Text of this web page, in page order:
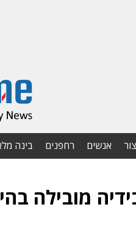
אנשים רחפנים בינה
מובילה